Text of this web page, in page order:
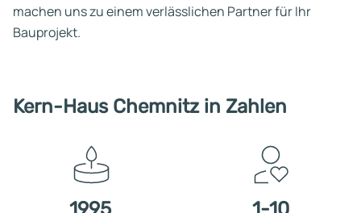
machen uns zu einem verlässlichen Partner für Ihr
Bauprojekt.
Kern-Haus Chemnitz in Zahlen